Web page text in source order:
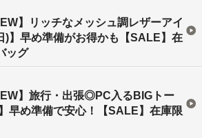
】リッチなメッシュ調レザーアイ
)】早め準備がお得かも【SALE】在
ッグ
】旅行・出張◎PC入るBIGトー
早め準備で安心！【SALE】在庫限